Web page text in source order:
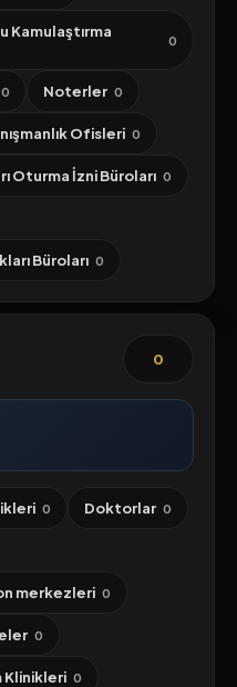
Kamulaştırma
0
0 Noterler 0
Ofisleri 0
Oturma İzni Büroları 0
Büroları 0
0
0 Doktorlar 0
merkezleri 0
0
Klinikleri 0